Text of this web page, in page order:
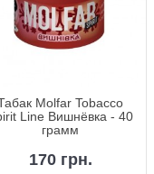
Molfar Tobacco
Line Вишнёвка - 40
грамм
170 грн.